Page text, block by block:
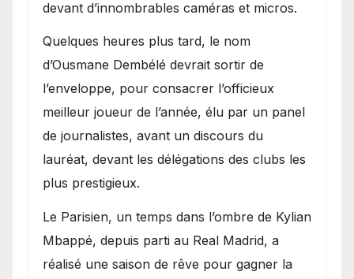
devant d’innombrables caméras et micros.
Quelques heures plus tard, le nom
d’Ousmane Dembélé devrait sortir de
l’enveloppe, pour consacrer l’officieux
meilleur joueur de l’année, élu par un panel
de journalistes, avant un discours du
lauréat, devant les délégations des clubs les
plus prestigieux.
Le Parisien, un temps dans l’ombre de Kylian
Mbappé, depuis parti au Real Madrid, a
réalisé une saison de rêve pour gagner la